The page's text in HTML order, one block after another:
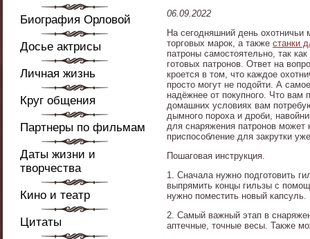
Биография Орловой
Досье актрисы
Личная жизнь
Круг общения
Партнеры по фильмам
Даты жизни и
творчества
Кино и театр
Цитаты
06.09.2022
На сегодняшний день охотничьи
торговых марок, а также станки
патроны самостоятельно, так
готовых патронов. Ответ на
кроется в том, что каждое
просто могут не подойти. А
надёжнее от покупного. Что вам
домашних условиях вам
дымного пороха и дроби,
для снаряжения патронов может
приспособление для закрутки
Пошаговая инструкция.
1. Сначала нужно подготовить
выпрямить концы гильзы с
нужно поместить новый капсуль.
2. Самый важный этап в
аптечные, точные весы. Также